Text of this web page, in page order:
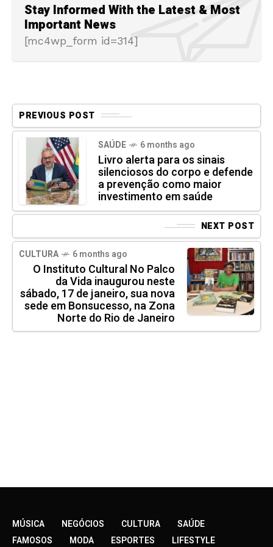
Stay Informed With the Latest & Most
Important News
[mc4wp_form id=314]
PREVIOUS POST
SAÚDE 6 months ago
Livro alerta para os sinais
silenciosos do corpo e defende
a prevenção como maior
investimento em saúde
NEXT POST
CULTURA 6 months ago
O Instituto Cultural No Palco
da Vida inaugurou neste
sábado, 17 de janeiro, sua nova
sede em Bonsucesso, na Zona
Norte do Rio de Janeiro
MÚSICA NEGÓCIOS CULTURA
SAÚDE
FAMOSOS
MODA ESPORTES LIFESTYLE